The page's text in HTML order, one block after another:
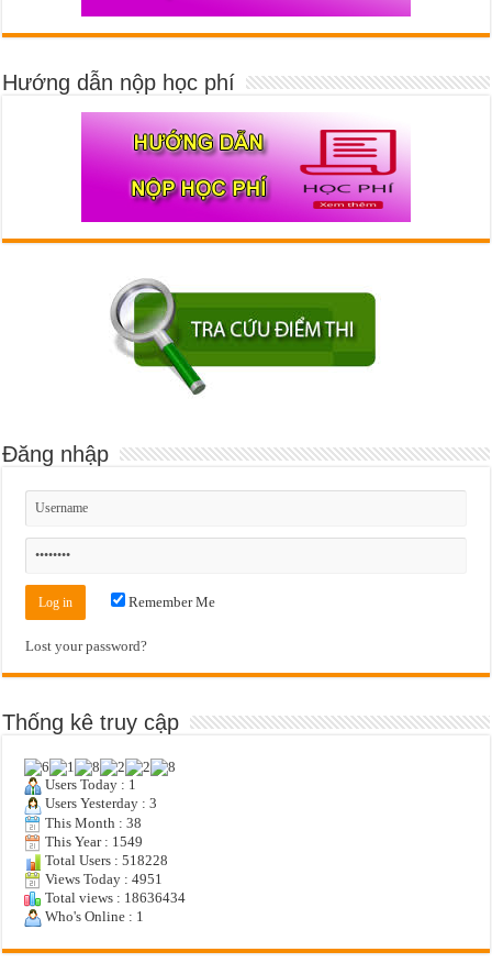
Hướng dẫn nộp học phí
Đăng nhập
Remember Me
Lost your password?
Thống kê truy cập
Users Today : 1
Users Yesterday : 3
This Month : 38
This Year : 1549
Total Users : 518228
Views Today : 4951
Total views : 18636434
Who's Online : 1